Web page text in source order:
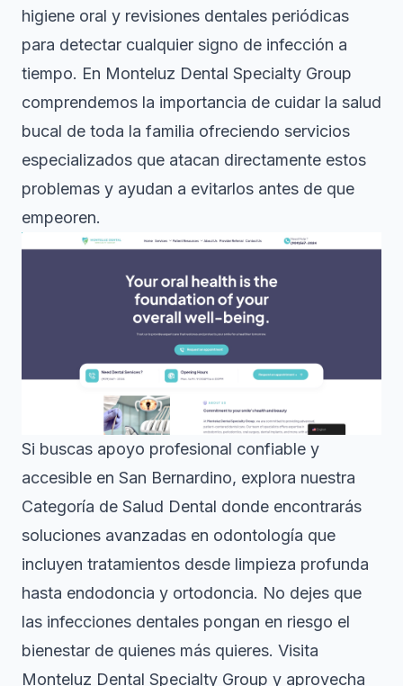
higiene oral y revisiones dentales periódicas
para detectar cualquier signo de infección a
tiempo. En Monteluz Dental Specialty Group
comprendemos la importancia de cuidar la salud
bucal de toda la familia ofreciendo servicios
especializados que atacan directamente estos
problemas y ayudan a evitarlos antes de que
empeoren.
Si buscas apoyo profesional confiable y
accesible en San Bernardino, explora nuestra
Categoría de Salud Dental donde encontrarás
soluciones avanzadas en odontología que
incluyen tratamientos desde limpieza profunda
hasta endodoncia y ortodoncia. No dejes que
las infecciones dentales pongan en riesgo el
bienestar de quienes más quieres. Visita
Monteluz Dental Specialty Group y aprovecha